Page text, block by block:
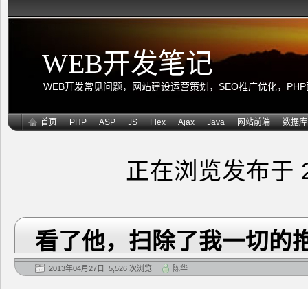
WEB开发笔记
WEB开发常见问题，网站建设运营策划，SEO推广优化，
首页 PHP ASP JS Flex Ajax Java 网站前端 数据库
正在浏览发布于
看了他，扫除了我一切的
2013年04月27日 5,526 次浏览 陈华